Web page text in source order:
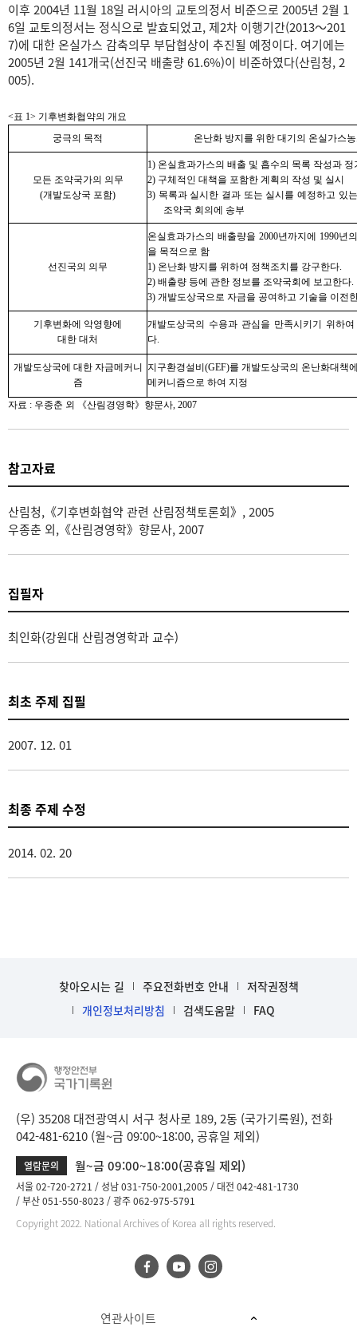
이후 2004년 11월 18일 러시아의 교토의정서 비준으로 2005년 2월 1
6일 교토의정서는 정식으로 발효되었고, 제2차 이행기간(2013～201
7)에 대한 온실가스 감축의무 부담협상이 추진될 예정이다. 여기에는
2005년 2월 141개국(선진국 배출량 61.6%)이 비준하였다(산림청, 2
005).
<표 1> 기후변화협약의 개요
궁극의 목적
온난화 방지를 위한 대기의 온실가스
모든 조약국가의 의무
(개발도상국 포함)
1) 온실효과가스의 배출 및 흡수의 목록 작성과 정
2) 구체적인 대책을 포함한 계획의 작성 및 실시
3) 목록과 실시한 결과 또는 실시를 예정하고 있
조약국 회의에 송부
선진국의 의무
온실효과가스의 배출량을 2000년까지에 1990년
을 목적으로 함
1) 온난화 방지를 위하여 정책조치를 강구한다.
2) 배출량 등에 관한 정보를 조약국회에 보고한다.
3) 개발도상국으로 자금을 공여하고 기술을 이전
기후변화에 악영향에
대한 대처
개발도상국의 수용과 관심을 만족시키기 위하
다.
개발도상국에 대한 자금메커니
즘
지구환경설비(GEF)를 개발도상국의 온난화대책
메커니즘으로 하여 지정
자료 : 우종춘 외 《산림경영학》향문사, 2007
참고자료
산림청,《기후변화협약 관련 산림정책토론회》, 2005
우종춘 외,《산림경영학》향문사, 2007
집필자
최인화(강원대 산림경영학과 교수)
최초 주제 집필
2007. 12. 01
최종 주제 수정
2014. 02. 20
찾아오시는 길 주요전화번호 안내
저작권정책
개인정보처리방침
검색도움말 FAQ
(우) 35208 대전광역시 서구 청사로 189, 2동 (국가기록원), 전화
042-481-6210 (월~금 09:00~18:00, 공휴일 제외)
열람문의 월~금 09:00~18:00(공휴일 제외)
서울 02-720-2721 성남 031-750-2001,2005
대전 042-481-1730
부산 051-550-8023
광주 062-975-5791
Copyright 2022. National Archives of Korea all rights reserved.
연관사이트